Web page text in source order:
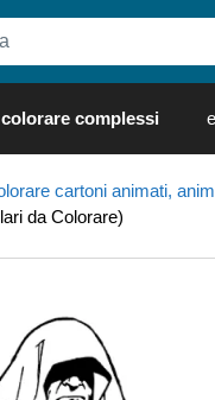
complessi
cartoni animati,
da Colorare)